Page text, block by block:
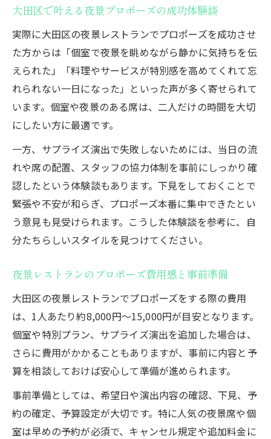
験
訣
レストランで創る最高のプロポーズストー
リー
感動を伝えるプロポーズ演出アイデア集
プロポーズ後におすすめの過ごし方と記念
最高のプロポーズ体験を叶える選び方とは
大田区で叶える夜景プロポーズの成功体験談
実際に大田区の夜景レストランでプロポーズを成功させ
た方からは「個室で夜景を眺めながら静かに気持ちを伝
えられた」「料理やサービスが特別感を高めてくれて忘
れられない一日になった」といった声が多く寄せられて
います。個室や夜景のある席は、二人だけの時間を大切
にしたい方に最適です。
一方、サプライズ演出で失敗しないためには、当日の流
れや席の配置、スタッフの協力体制を事前にしっかり確
認したという体験談もあります。下見をしておくことで
緊張や不安が和らぎ、プロポーズ本番に集中できたとい
う意見も見受けられます。こうした体験談を参考に、自
分たちらしいスタイルを見つけてください。
夜景レストランのプロポーズ費用感と事前準備
大田区の夜景レストランでプロポーズをする際の費用
は、1人あたり約8,000円〜15,000円が目安となります。
個室や特別プラン、サプライズ演出を追加した場合は、
さらに費用がかかることもありますが、事前に内容と予
算を相談しておけば安心して準備が進められます。
事前準備としては、希望日や演出内容の確認、下見、予
約の確定、予算設定が大切です。特に人気の夜景席や個
室は早めの予約が必須で、キャンセル規定や追加料金に